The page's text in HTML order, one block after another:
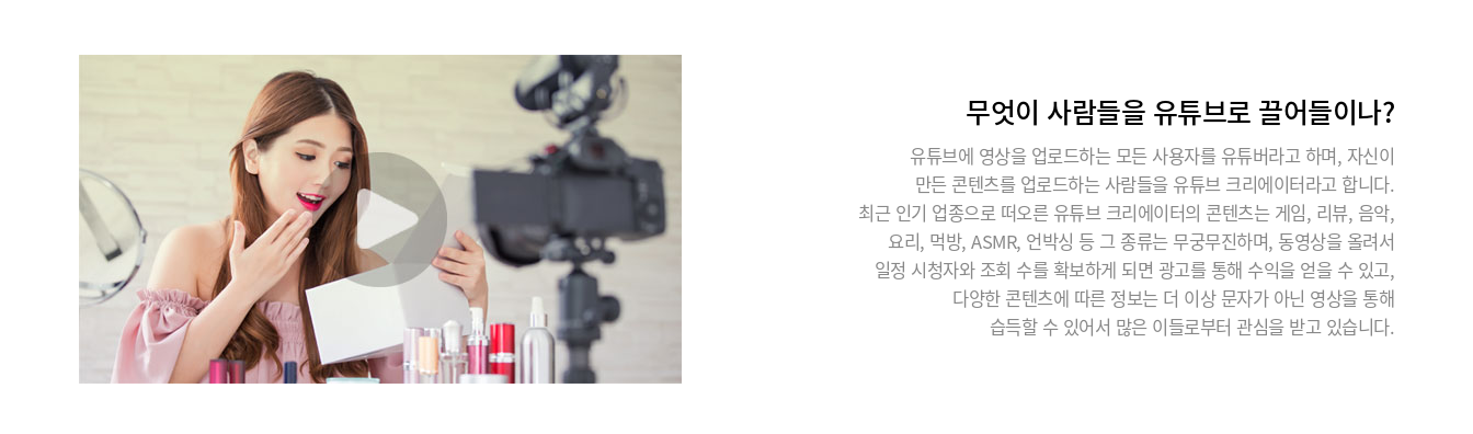
무엇이 사람들을 유튜브로 끌어들이나?
유튜브에 영상을 업로드하는 모든 사용자를 유튜버라고 하며, 자신이
만든 콘텐츠를 업로드하는 사람들을 유튜브 크리에이터라고 합니다.
최근 인기 업종으로 떠오른 유튜브 크리에이터의 콘텐츠는 게임, 리뷰, 음악,
요리, 먹방, ASMR, 언박싱 등 그 종류는 무궁무진하며, 동영상을 올려서
일정 시청자와 조회 수를 확보하게 되면 광고를 통해 수익을 얻을 수 있고,
다양한 콘텐츠에 따른 정보는 더 이상 문자가 아닌 영상을 통해
습득할 수 있어서 많은 이들로부터 관심을 받고 있습니다.